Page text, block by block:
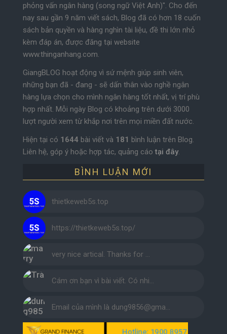
phỏng vấn ngân hàng (song ngữ Việt Anh)". Cho đến
nay sau gần 9 năm viết sách, Blog đã có hơn 18 cuốn
sách bản quyền và hàng nghìn tài liệu, đề thi lớn nhỏ
kèm đáp án, được đăng tại website
www.thinganhang.com.
GiangBLOG hoạt động vì sứ mệnh giúp sinh viên,
những bạn đã - đang - sẽ dấn thân vào nghề ngân
hàng lựa chọn cho mình ngân hàng tốt nhất, vị trí phù
hợp nhất. Mỗi ngày Blog có khoảng trên dưới 3000
lượt người xem từ khắp nơi trên mọi miền đất nước.
Hiện tại có 1644bài viết và 181 bình luận trên Blog.
Liên hệ, góp ý hoặc hợp tác, quảng cáotại đây.
BÌNH LUẬN MỚI
thietkeweb5s.top
https://thietkeweb5s.top/
very nice artical. Thanks for …
Cám ơn bạn vì bài viết. Có nhi…
Email của mình là dung9856@gma…